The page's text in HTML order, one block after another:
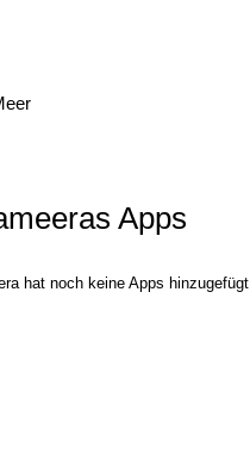
Apps
hat noch keine Apps hinzugefügt.